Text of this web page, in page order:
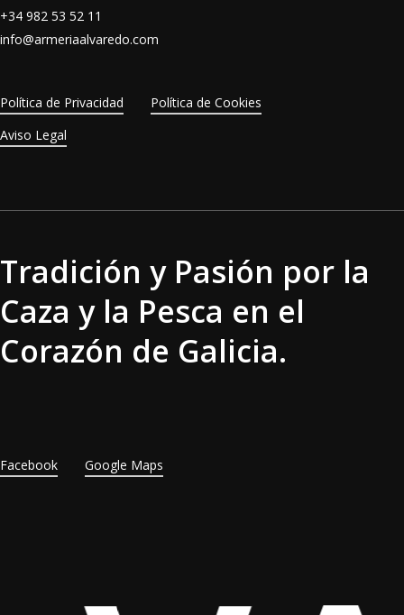
+34 982 53 52 11
info@armeriaalvaredo.com
Política de Privacidad
Política de Cookies
Aviso Legal
Tradición y Pasión por la
Caza y la Pesca en el
Corazón de Galicia.
Facebook Google Maps